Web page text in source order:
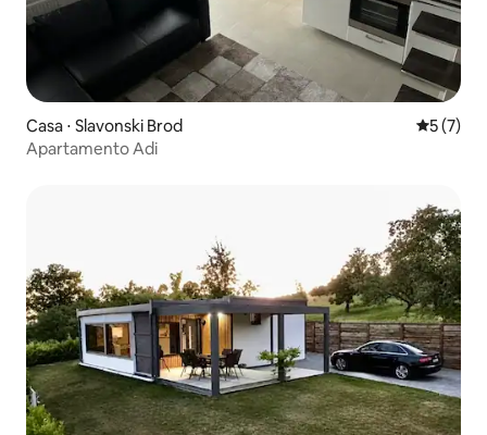
Casa ⋅ Slavonski Brod 5 de
5 (7)
Apartamento Adi